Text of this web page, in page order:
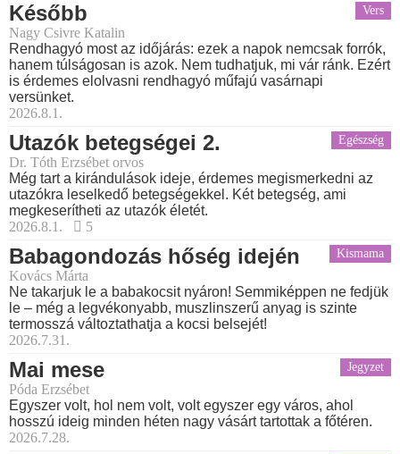
Vers
Később
Nagy Csivre Katalin
Rendhagyó most az időjárás: ezek a napok nemcsak forrók,
hanem túlságosan is azok. Nem tudhatjuk, mi vár ránk. Ezért
is érdemes elolvasni rendhagyó műfajú vasárnapi
versünket.
2026.8.1.
Egészség
Utazók betegségei 2.
Dr. Tóth Erzsébet orvos
Még tart a kirándulások ideje, érdemes megismerkedni az
utazókra leselkedő betegségekkel. Két betegség, ami
megkeserítheti az utazók életét.
2026.8.1.
5
Kismama
Babagondozás hőség idején
Kovács Márta
Ne takarjuk le a babakocsit nyáron! Semmiképpen ne fedjük
le – még a legvékonyabb, muszlinszerű anyag is szinte
termosszá változtathatja a kocsi belsejét!
2026.7.31.
Jegyzet
Mai mese
Póda Erzsébet
Egyszer volt, hol nem volt, volt egyszer egy város, ahol
hosszú ideig minden héten nagy vásárt tartottak a főtéren.
2026.7.28.